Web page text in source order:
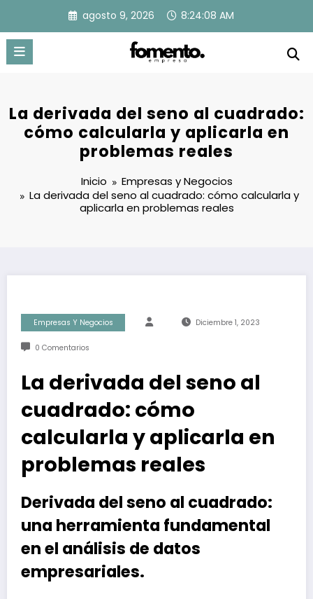
contenido
agosto 9, 2026 8:24:08 AM
La derivada del seno al cuadrado:
cómo calcularla y aplicarla en
problemas reales
Inicio
Empresas y Negocios
La derivada del seno al cuadrado: cómo calcularla y
aplicarla en problemas reales
Empresas Y Negocios Diciembre 1, 2023
0 Comentarios
La derivada del seno al
cuadrado: cómo
calcularla y aplicarla en
problemas reales
Derivada del seno al cuadrado:
una herramienta fundamental
en el análisis de datos
empresariales.